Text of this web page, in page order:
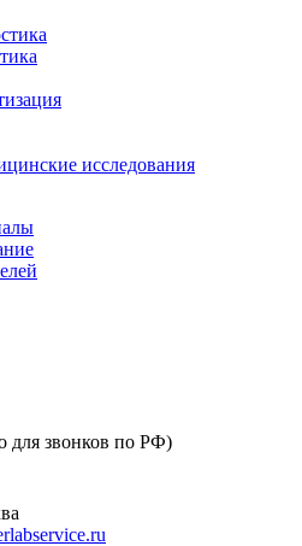
исследования
для звонков по РФ)